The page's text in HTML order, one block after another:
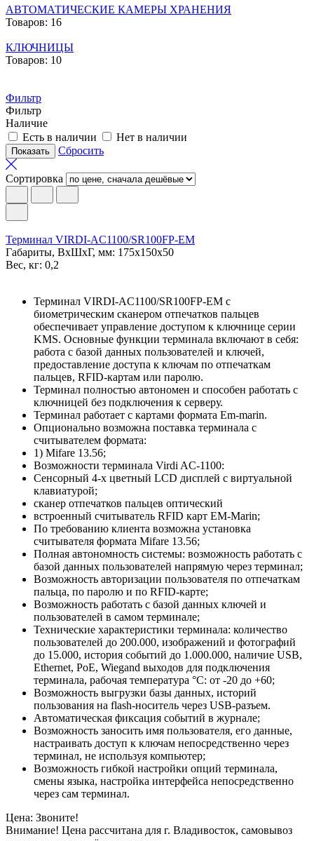
АВТОМАТИЧЕСКИЕ КАМЕРЫ ХРАНЕНИЯ
Товаров: 16
КЛЮЧНИЦЫ
Товаров: 10
Фильтр
Фильтр
Наличие
Есть в наличии
Нет в наличии
Сбросить
Сортировка
Терминал VIRDI-AC1100/SR100FP-EM
Габариты, ВxШxГ, мм: 175x150x50
Вес, кг: 0,2
Терминал VIRDI-AC1100/SR100FP-EM с
биометрическим сканером отпечатков пальцев
обеспечивает управление доступом к ключнице серии
KMS. Основные функции терминала включают в себя:
работа с базой данных пользователей и ключей,
предоставление доступа к ключам по отпечаткам
пальцев, RFID-картам или паролю.
Терминал полностью автономен и способен работать с
ключницей без подключения к серверу.
Терминал работает с картами формата Em-marin.
Опционально возможна поставка терминала с
считывателем формата:
1) Mifare 13.56;
Возможности терминала Virdi AC-1100:
Сенсорный 4-х цветный LCD дисплей с виртуальной
клавиатурой;
сканер отпечатков пальцев оптический
встроенный считыватель RFID карт EM-Marin;
По требованию клиента возможна установка
считывателя формата Mifare 13.56;
Полная автономность системы: возможность работать с
базой данных пользователей напрямую через терминал;
Возможность авторизации пользователя по отпечаткам
пальца, по паролю и по RFID-карте;
Возможность работать с базой данных ключей и
пользователей в самом терминале;
Технические характеристики терминала: количество
пользователей до 200.000, изображений и фотографий
до 15.000, история событий до 1.000.000, наличие USB,
Ethernet, PoE, Wiegand выходов для подключения
терминала, рабочая температура °С: от -20 до +60;
Возможность выгрузки базы данных, историй
пользования на flash-носитель через USB-разъем.
Автоматическая фиксация событий в журнале;
Возможность заносить имя пользователя, его данные,
настраивать доступ к ключам непосредственно через
терминал, не используя компьютер;
Возможность гибкой настройки опций терминала,
смены языка, настройка интерфейса непосредственно
через сам терминал.
Цена: Звоните!
Внимание! Цена рассчитана для г. Владивосток, самовывоз